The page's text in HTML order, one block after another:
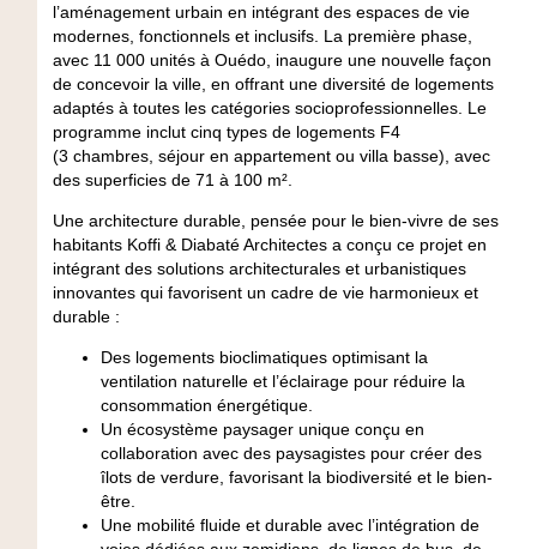
l’aménagement urbain en intégrant des espaces de vie
modernes, fonctionnels et inclusifs. La première phase,
avec 11 000 unités à Ouédo, inaugure une nouvelle façon
de concevoir la ville, en offrant une diversité de logements
adaptés à toutes les catégories socioprofessionnelles. Le
programme inclut cinq types de logements F4
(3 chambres, séjour en appartement ou villa basse), avec
des superficies de 71 à 100 m².
Une architecture durable, pensée pour le bien-vivre de ses
habitantsKoffi & Diabaté Architectes a conçu ce projet en
intégrant des solutions architecturales et urbanistiques
innovantes qui favorisent un cadre de vie harmonieux et
durable :
Des logements bioclimatiques optimisant la
ventilation naturelle et l’éclairage pour réduire la
consommation énergétique.
Un écosystème paysager unique conçu en
collaboration avec des paysagistes pour créer des
îlots de verdure, favorisant la biodiversité et le bien-
être.
Une mobilité fluide et durable avec l’intégration de